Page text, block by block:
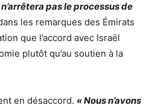
pas le processus de
les remarques des Émirats
que l’accord avec Israël
plutôt qu’au soutien à la
en désaccord. « Nous n’avons